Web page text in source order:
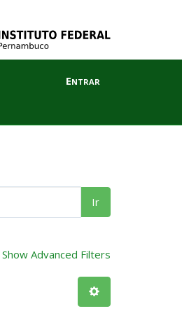
Entrar
Ir
Show Advanced Filters